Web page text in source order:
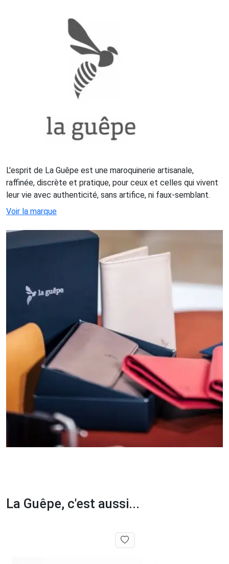
L'esprit de La Guêpe est une maroquinerie artisanale,
raffinée, discrète et pratique, pour ceux et celles qui vivent
leur vie avec authenticité, sans artifice, ni faux-semblant.
Voir la marque
La Guêpe, c'est aussi...